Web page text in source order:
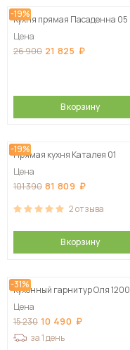
-19%
Кухня прямая Пасаденна 05
Цена
26 900 21 825
В корзину
-19%
Прямая кухня Каталея 01
Цена
101 390 81 809
2отзыва
В корзину
-31%
Кухонный гарнитур Оля 1200
Цена
15 230 10 490
за 1 день